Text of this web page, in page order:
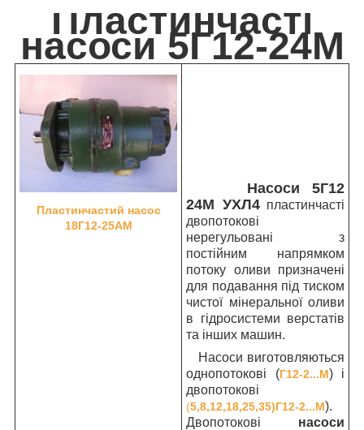
Пластинчасті
насоси 5Г12-24М
Пластинчастий насос
18Г12-25АМ
Насоси 5Г12
24М УХЛ4пластинчасті
двопотокові
нерегульовані з
постійним напрямком
потоку оливи призначені
для подавання під тиском
чистої мінеральної оливи
в гідросистеми верстатів
та інших машин.
Насоси виготовляються
однопотокові (Г12-2...М) і
двопотокові
(5,8,12,18,25,35)Г12-2...М).
Двопотокові насоси